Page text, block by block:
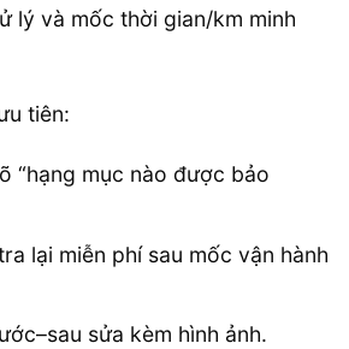
lý và mốc thời gian/km minh
tiên:
“hạng mục nào được bảo
lại miễn phí sau mốc vận hành
sửa kèm hình ảnh.